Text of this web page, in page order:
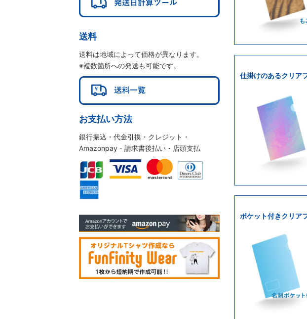
仕掛けのあるクリア
ポケット付きクリア
送料
送料は地域によって価格が異なります。
※複数箇所への発送も可能です。
お支払い方法
銀行振込・代金引換・クレジット・
Amazonpay・請求書後払い・店頭支払